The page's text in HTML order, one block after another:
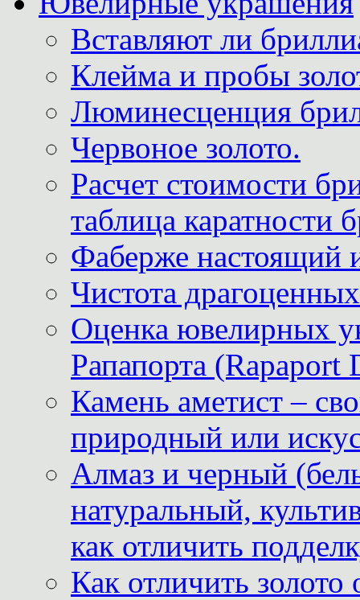
Вставляют ли
Клейма и пробы
Люминесценция
Червоное золото.
Расчет стоимости
таблица каратности
Фаберже настоящий
Чистота
Оценка ювелирных
Рапапорта (Rapaport
Камень аметист –
природный или
Алмаз и черный
натуральный,
как отличить
Как отличить